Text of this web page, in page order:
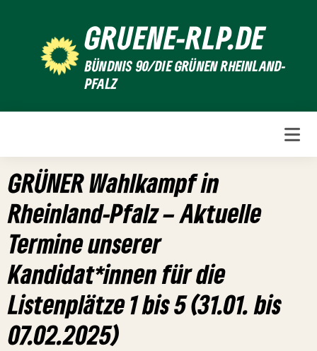
GRUENE-RLP.DE
BÜNDNIS 90/DIE GRÜNEN RHEINLAND-
PFALZ
GRÜNER Wahlkampf in
Rheinland-Pfalz – Aktuelle
Termine unserer
Kandidat*innen für die
Listenplätze 1 bis 5 (31.01. bis
07.02.2025)